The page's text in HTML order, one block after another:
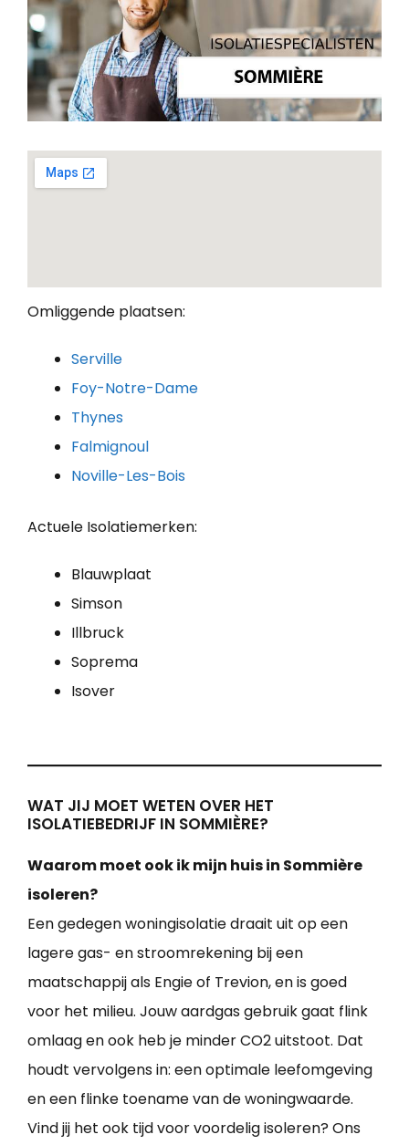
Omliggende plaatsen:
Serville
Foy-Notre-Dame
Thynes
Falmignoul
Noville-Les-Bois
Actuele Isolatiemerken:
Blauwplaat
Simson
Illbruck
Soprema
Isover
WAT JIJ MOET WETEN OVER HET
ISOLATIEBEDRIJF IN SOMMIÈRE?
Waarom moet ook ik mijn huis in Sommière
isoleren?
Een gedegen woningisolatie draait uit op een
lagere gas- en stroomrekening bij een
maatschappij als Engie of Trevion, en is goed
voor het milieu. Jouw aardgas gebruik gaat flink
omlaag en ook heb je minder CO2 uitstoot. Dat
houdt vervolgens in: een optimale leefomgeving
en een flinke toename van de woningwaarde.
Vind jij het ook tijd voor voordelig isoleren? Ons